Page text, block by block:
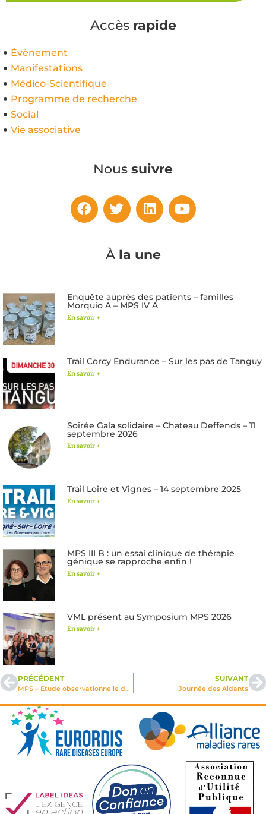
Accès rapide
Évènement
Manifestations
Médico-Scientifique
Programme de recherche
Social
Vie associative
Nous suivre
À la une
Enquête auprès des patients – familles
Morquio A – MPS IV A
En savoir +
Trail Corcy Endurance – Sur les pas de Tanguy
En savoir +
Soirée Gala solidaire – Chateau Deffends – 11
septembre 2026
En savoir +
Trail Loire et Vignes – 14 septembre 2025
En savoir +
MPS III B : un essai clinique de thérapie
génique se rapproche enfin !
En savoir +
VML présent au Symposium MPS 2026
En savoir +
PRÉCÉDENT
MPS – Etude observationnelle de la prise en charge douleur
SUIVANT
Journée des Aidants